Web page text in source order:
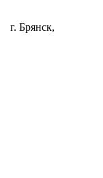
г. Брянск,